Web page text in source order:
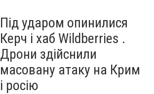
Під ударом опинилися
Керч і хаб Wildberries .
Дрони здійснили
масовану атаку на Крим
і росію